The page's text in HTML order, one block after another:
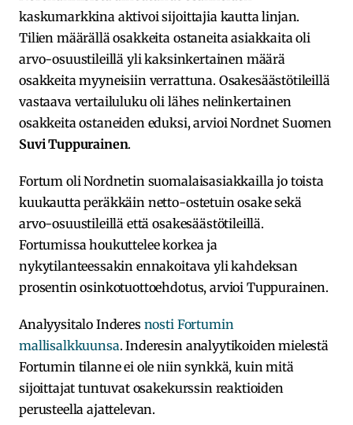
kaskumarkkina aktivoi sijoittajia kautta linjan.
Tilien määrällä osakkeita ostaneita asiakkaita oli
arvo-osuustileillä yli kaksinkertainen määrä
osakkeita myyneisiin verrattuna. Osakesäästötileillä
vastaava vertailuluku oli lähes nelinkertainen
osakkeita ostaneiden eduksi, arvioi Nordnet Suomen
Suvi Tuppurainen.
Fortum oli Nordnetin suomalaisasiakkailla jo toista
kuukautta peräkkäin netto-ostetuin osake sekä
arvo-osuustileillä että osakesäästötileillä.
Fortumissa houkuttelee korkea ja
nykytilanteessakin ennakoitava yli kahdeksan
prosentin osinkotuottoehdotus, arvioi Tuppurainen.
Analyysitalo Inderes nosti Fortumin
mallisalkkuunsa. Inderesin analyytikoiden mielestä
Fortumin tilanne ei ole niin synkkä, kuin mitä
sijoittajat tuntuvat osakekurssin reaktioiden
perusteella ajattelevan.